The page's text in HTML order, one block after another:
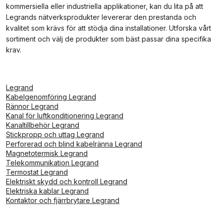
kommersiella eller industriella applikationer, kan du lita på att
Legrands nätverksprodukter levererar den prestanda och
kvalitet som krävs för att stödja dina installationer. Utforska vårt
sortiment och välj de produkter som bäst passar dina specifika
krav.
Legrand
Kabelgenomföring Legrand
Rännor Legrand
Kanal för luftkonditionering Legrand
Kanaltillbehör Legrand
Stickpropp och uttag Legrand
Perforerad och blind kabelränna Legrand
Magnetotermisk Legrand
Telekommunikation Legrand
Termostat Legrand
Elektriskt skydd och kontroll Legrand
Elektriska kablar Legrand
Kontaktor och fjärrbrytare Legrand